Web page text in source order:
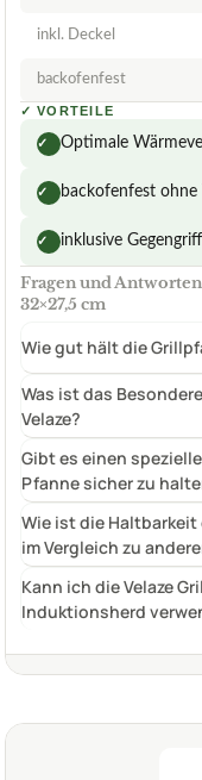
inkl. Deckel
backofenfest
✓ VORTEILE
✓ Optimale
✓ backofenfest
✓ inklusive
Fragen und
32×27,5 cm
Wie gut hält die
Was ist das
Velaze?
Gibt es einen
Pfanne sicher zu
Wie ist die Haltbarkeit
im Vergleich zu
Kann ich die Velaze
Induktionsherd